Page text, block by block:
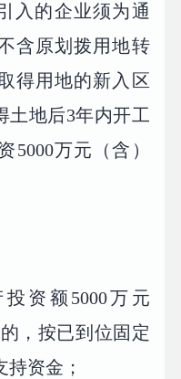
入的企业须为通
含原划拨用地转
得用地的新入区
土地后3年内开工
5000万元（含）
资额5000万元
，按已到位固定
资金；